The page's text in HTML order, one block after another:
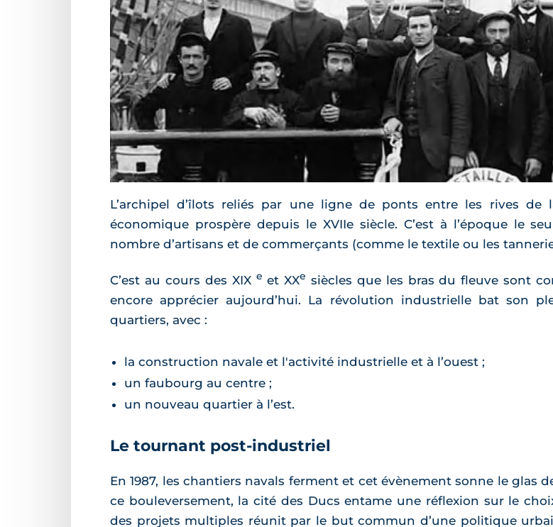
L’archipel d’îlots reliés par une ligne de ponts entre les rives de
économique prospère depuis le XVIIe siècle. C’est à l’époque le
nombre d’artisans et de commerçants (comme le textile ou les
C’est au cours des XIX e et XXe siècles que les bras du fleuve sont
encore apprécier aujourd’hui. La révolution industrielle bat son
quartiers, avec :
la construction navale et l'activité industrielle et à l’ouest ;
un faubourg au centre ;
un nouveau quartier à l’est.
Le tournant post-industriel
En 1987, les chantiers navals ferment et cet évènement sonne le glas
ce bouleversement, la cité des Ducs entame une réflexion sur le
des projets multiples réunit par le but commun d’une politique